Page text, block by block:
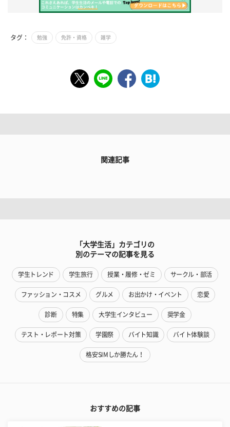
タグ： 勉強 免許・資格 雑学
関連記事
「大学生活」カテゴリの
別のテーマの記事を見る
学生トレンド 学生旅行 授業・履修・ゼミ サークル・部活
ファッション・コスメ グルメ お出かけ・イベント 恋愛
診断 特集 大学生インタビュー 奨学金
テスト・レポート対策 学園祭 バイト知識 バイト体験談
格安SIMしか勝たん！
おすすめの記事